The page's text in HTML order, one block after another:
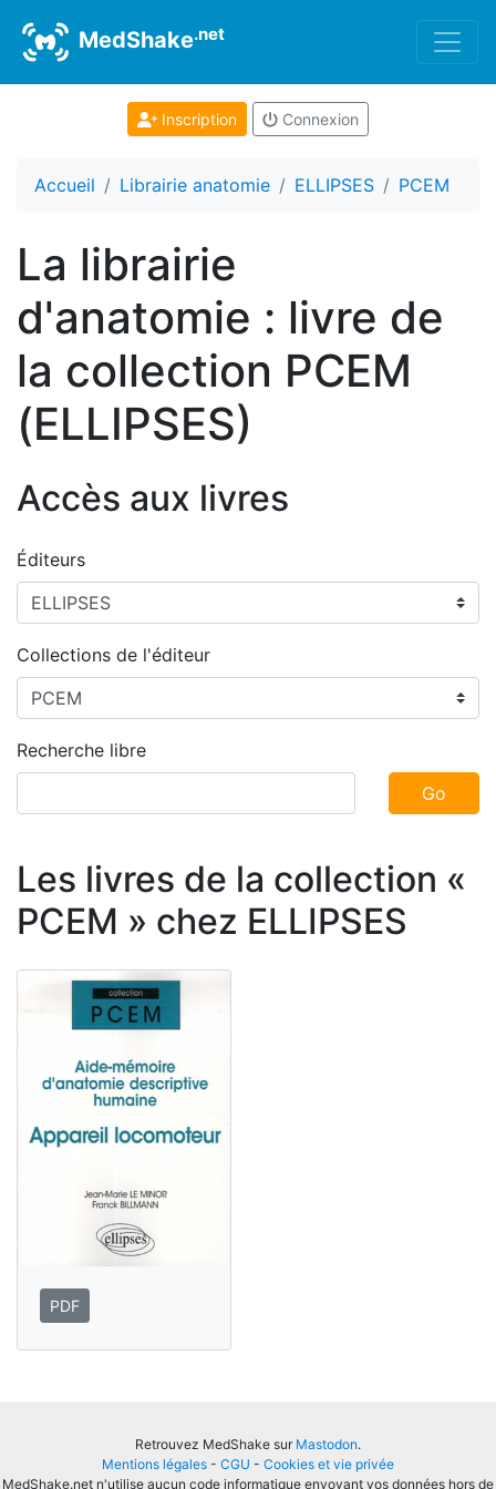
MedShake.net
Inscription Connexion
Accueil Librairie anatomie ELLIPSES PCEM
La librairie
d'anatomie : livre de
la collection PCEM
(ELLIPSES)
Accès aux livres
Éditeurs
Collections de l'éditeur
Recherche libre
Go
Les livres de la collection «
PCEM » chez ELLIPSES
PDF
Retrouvez MedShake sur Mastodon.
Mentions légales - CGU - Cookies et vie privée
MedShake.net n'utilise aucun code informatique envoyant vos données hors de